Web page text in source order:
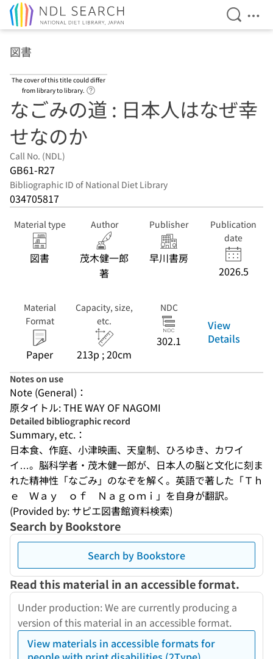
Open
図書
The cover of this title could differ
from library to library.
なごみの道 : 日本人はなぜ幸
せなのか
Call No. (NDL)
GB61-R27
Bibliographic ID of National Diet Library
034705817
Material type
図書
Author
茂木健一郎
著
Publisher
早川書房
Publication
date
2026.5
Material
Format
Paper
Capacity, size,
etc.
213p ; 20cm
NDC
302.1
View
Details
Notes on use
Note (General)：
原タイトル: THE WAY OF NAGOMI
Detailed bibliographic record
Summary, etc.：
日本食、作庭、小津映画、天皇制、ひろゆき、カワイ
イ…。脳科学者・茂木健一郎が、日本人の脳と文化に刻ま
れた精神性「なごみ」のなぞを解く。英語で著した「Ｔｈ
ｅ　Ｗａｙ　ｏｆ　Ｎａｇｏｍｉ」を自身が翻訳。
(Provided by: サピエ図書館資料検索)
Search by Bookstore
Search by Bookstore
Read this material in an accessible format.
Under production: We are currently producing a
version of this material in an accessible format.
View materials in accessible formats for